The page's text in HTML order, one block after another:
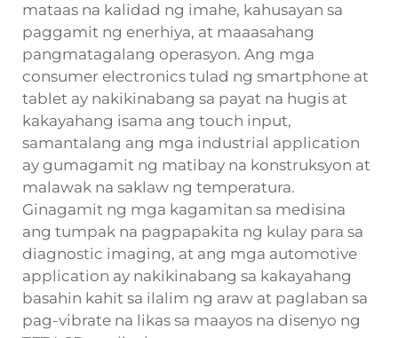
mataas na kalidad ng imahe, kahusayan sa
paggamit ng enerhiya, at maaasahang
pangmatagalang operasyon. Ang mga
consumer electronics tulad ng smartphone at
tablet ay nakikinabang sa payat na hugis at
kakayahang isama ang touch input,
samantalang ang mga industrial application
ay gumagamit ng matibay na konstruksyon at
malawak na saklaw ng temperatura.
Ginagamit ng mga kagamitan sa medisina
ang tumpak na pagpapakita ng kulay para sa
diagnostic imaging, at ang mga automotive
application ay nakikinabang sa kakayahang
basahin kahit sa ilalim ng araw at paglaban sa
pag-vibrate na likas sa maayos na disenyo ng